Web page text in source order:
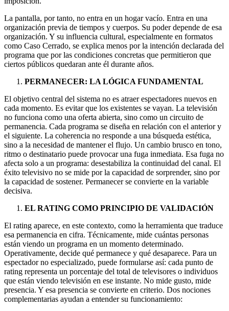
La pantalla, por tanto, no entra en un hogar vacío. Entra en una
organización previa de tiempos y cuerpos. Su poder depende de esa
organización. Y su influencia cultural, especialmente en formatos
como Caso Cerrado, se explica menos por la intención declarada del
programa que por las condiciones concretas que permitieron que
ciertos públicos quedaran ante él durante años.
PERMANECER: LA LÓGICA FUNDAMENTAL
El objetivo central del sistema no es atraer espectadores nuevos en
cada momento. Es evitar que los existentes se vayan. La televisión
no funciona como una oferta abierta, sino como un circuito de
permanencia. Cada programa se diseña en relación con el anterior y
el siguiente. La coherencia no responde a una búsqueda estética,
sino a la necesidad de mantener el flujo. Un cambio brusco en tono,
ritmo o destinatario puede provocar una fuga inmediata. Esa fuga no
afecta solo a un programa: desestabiliza la continuidad del canal. El
éxito televisivo no se mide por la capacidad de sorprender, sino por
la capacidad de sostener. Permanecer se convierte en la variable
decisiva.
EL RATING COMO PRINCIPIO DE VALIDACIÓN
El rating aparece, en este contexto, como la herramienta que traduce
esa permanencia en cifra. Técnicamente, mide cuántas personas
están viendo un programa en un momento determinado.
Operativamente, decide qué permanece y qué desaparece. Para un
espectador no especializado, puede formularse así: cada punto de
rating representa un porcentaje del total de televisores o individuos
que están viendo televisión en ese instante. No mide gusto, mide
presencia. Y esa presencia se convierte en criterio. Dos nociones
complementarias ayudan a entender su funcionamiento: